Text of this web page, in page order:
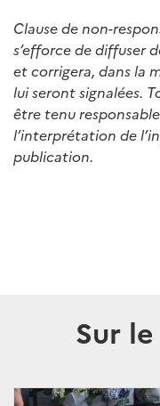
Clause de non-
s’efforce de diffuser
et corrigera, dans la
lui seront signalées.
être tenu
l’interprétation de
publication.
Sur